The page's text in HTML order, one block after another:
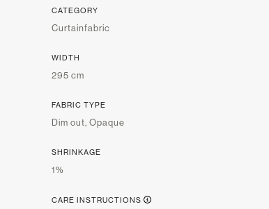
CATEGORY
Curtainfabric
WIDTH
295 cm
FABRIC TYPE
Dim out, Opaque
SHRINKAGE
1%
CARE INSTRUCTIONS